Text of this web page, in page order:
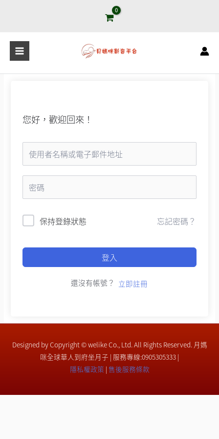
容
您好，歡迎回來！
保持登錄狀態 忘記密碼？
登入
還沒有帳號？ 立即註冊
Designed by Copyright © welike Co., Ltd. All Rights Reserved. 月媽
咪全球華人到府坐月子 | 服務專線:0905305333 |
隱私權政策 | 售後服務條款